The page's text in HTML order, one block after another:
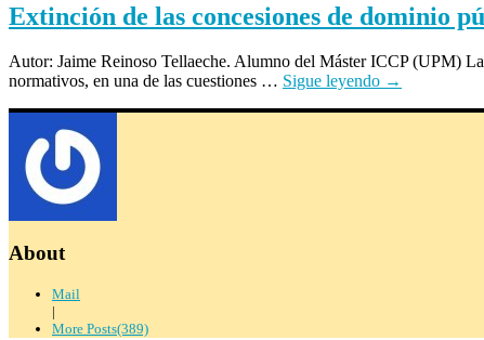
Extinción de las concesiones de dominio
Autor: Jaime Reinoso Tellaeche. Alumno del Máster ICCP (UPM)
normativos, en una de las cuestiones … Sigue leyendo →
About
Mail
|
More Posts(389)